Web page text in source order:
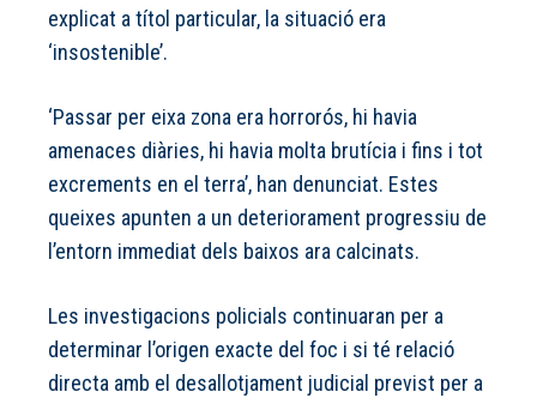
explicat a títol particular, la situació era
‘insostenible’.
‘Passar per eixa zona era horrorós, hi havia
amenaces diàries, hi havia molta brutícia i fins i tot
excrements en el terra’, han denunciat. Estes
queixes apunten a un deteriorament progressiu de
l’entorn immediat dels baixos ara calcinats.
Les investigacions policials continuaran per a
determinar l’origen exacte del foc i si té relació
directa amb el desallotjament judicial previst per a